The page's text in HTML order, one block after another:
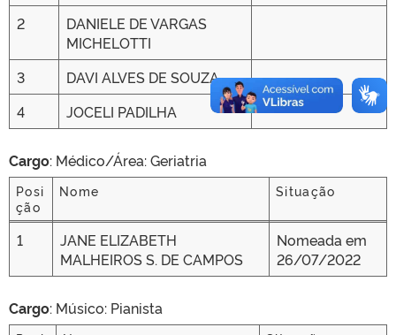
2
DANIELE DE VARGAS
MICHELOTTI
3
DAVI ALVES DE SOUZA
4
JOCELI PADILHA
Cargo: Médico/Área: Geriatria
Posi
ção
Nome Situação
ção
1
JANE ELIZABETH
MALHEIROS S. DE CAMPOS
Nomeada em
26/07/2022
Cargo: Músico: Pianista